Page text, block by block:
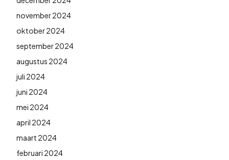
november 2024
oktober 2024
september 2024
augustus 2024
juli 2024
juni 2024
mei 2024
april 2024
maart 2024
februari 2024